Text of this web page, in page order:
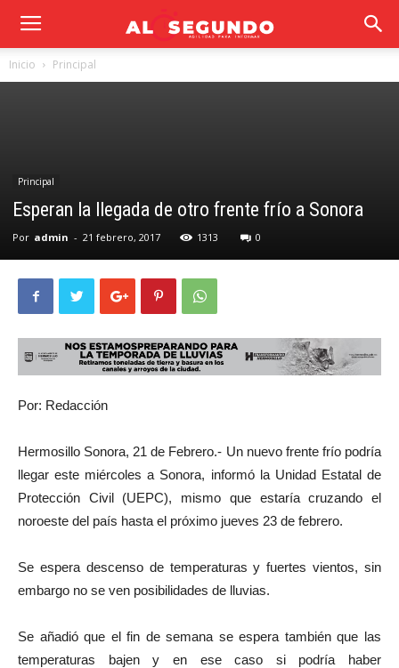
Inicio Principal
Principal
Esperan la llegada de otro frente frío a Sonora
Por admin - 21 febrero, 2017 1313 0
Por: Redacción
Hermosillo Sonora, 21 de Febrero.- Un nuevo frente frío podría
llegar este miércoles a Sonora, informó la Unidad Estatal de
Protección Civil (UEPC), mismo que estaría cruzando el
noroeste del país hasta el próximo jueves 23 de febrero.
Se espera descenso de temperaturas y fuertes vientos, sin
embargo no se ven posibilidades de lluvias.
Se añadió que el fin de semana se espera también que las
temperaturas bajen y en ese caso si podría haber